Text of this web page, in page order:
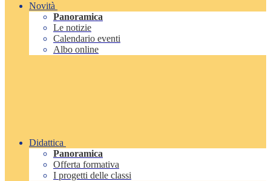
Novità
Panoramica
Le notizie
Calendario eventi
Albo online
Didattica
Panoramica
Offerta formativa
I progetti delle classi